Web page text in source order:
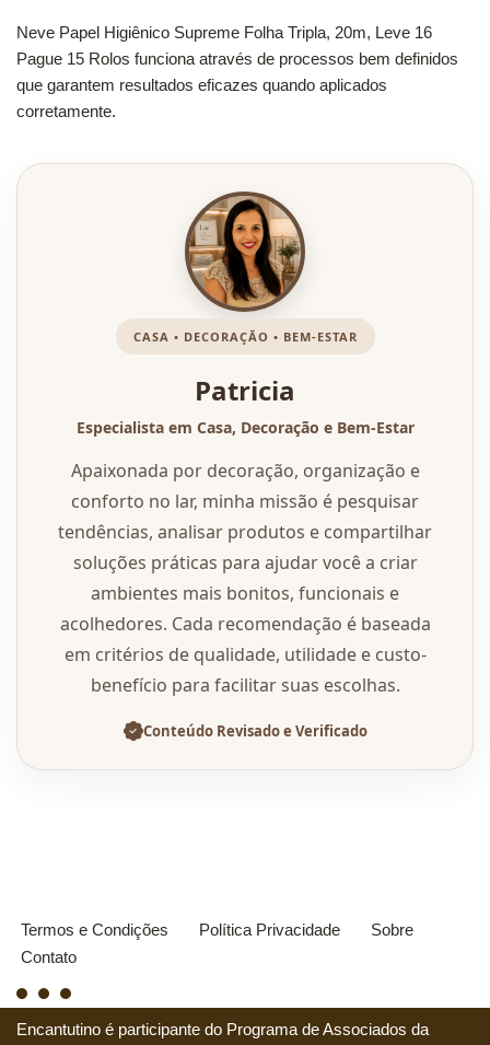
Neve Papel Higiênico Supreme Folha Tripla, 20m, Leve 16
Pague 15 Rolos funciona através de processos bem definidos
que garantem resultados eficazes quando aplicados
corretamente.
CASA • DECORAÇÃO • BEM-ESTAR
Patricia
Especialista em Casa, Decoração e Bem-Estar
Apaixonada por decoração, organização e
conforto no lar, minha missão é pesquisar
tendências, analisar produtos e compartilhar
soluções práticas para ajudar você a criar
ambientes mais bonitos, funcionais e
acolhedores. Cada recomendação é baseada
em critérios de qualidade, utilidade e custo-
benefício para facilitar suas escolhas.
Conteúdo Revisado e Verificado
Termos e Condições Política Privacidade
Sobre
Contato
Encantutino é participante do Programa de Associados da